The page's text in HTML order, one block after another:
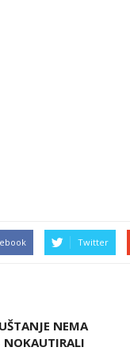
Twitter
NEMA
NOKAUTIRALI